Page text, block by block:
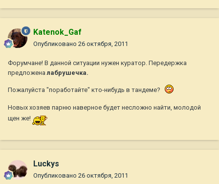
Katenok_Gaf
Опубликовано 26 октября, 2011
Форумчане! В данной ситуации нужен куратор. Передержка
предложеналабрушечка.
Пожалуйста "поработайте" кто-нибудь в тандеме?
Новых хозяев парню наверное будет несложно найти, молодой
щен же!
Luckys
Опубликовано 26 октября, 2011